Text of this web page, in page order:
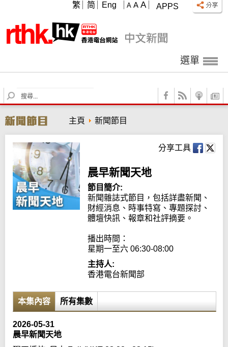
APPS
A A A
繁 简 Eng
選單
S
e
r
c
h
主頁 新聞節目
分享工具
晨早新聞天地
節目簡介:
新聞雜誌式節目，包括詳盡新聞、
財經消息、時事特寫、專題探討、
體壇快訊、報章和社評摘要。
播出時間：
星期一至六 06:30-08:00
主持人:
香港電台新聞部
本集內容 所有集數
2026-05-31
晨早新聞天地